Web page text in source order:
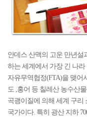
안데스 산맥의 고운 만년설
하는 세계에서 가장 긴 나
자유무역협정(FTA)을 맺어
도 ,홍어 등 칠레산 농수산
곡괭이질에 의해 세계 구리
국가이다. 특히 광산 지하